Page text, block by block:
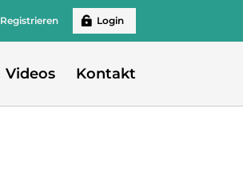
Registrieren Login
Videos Kontakt